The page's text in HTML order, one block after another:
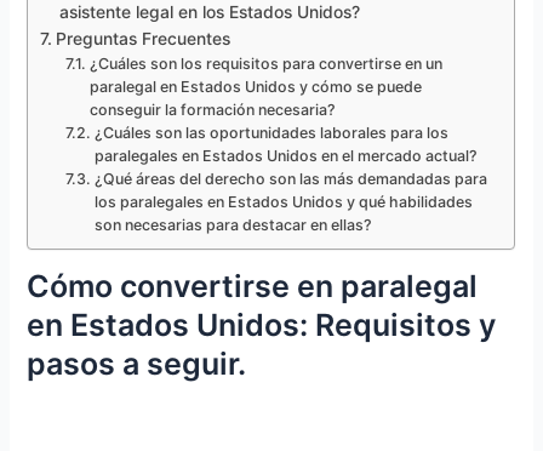
asistente legal en los Estados Unidos?
Preguntas Frecuentes
¿Cuáles son los requisitos para convertirse en un
paralegal en Estados Unidos y cómo se puede
conseguir la formación necesaria?
¿Cuáles son las oportunidades laborales para los
paralegales en Estados Unidos en el mercado actual?
¿Qué áreas del derecho son las más demandadas para
los paralegales en Estados Unidos y qué habilidades
son necesarias para destacar en ellas?
Cómo convertirse en paralegal
en Estados Unidos: Requisitos y
pasos a seguir.